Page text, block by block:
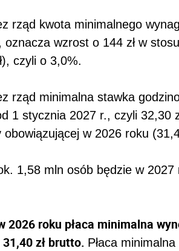
rząd kwota minimalnego
oznacza wzrost o 144 zł w
czyli o 3,0%.
rząd minimalna stawka
1 stycznia 2027 r., czyli 32,30
w 2026 roku
1,58 mln osób będzie w 2027
2026 roku płaca minimalna
zł brutto. Płaca